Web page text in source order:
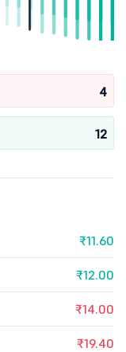
4
12
₹11.60
₹12.00
₹14.00
₹19.40